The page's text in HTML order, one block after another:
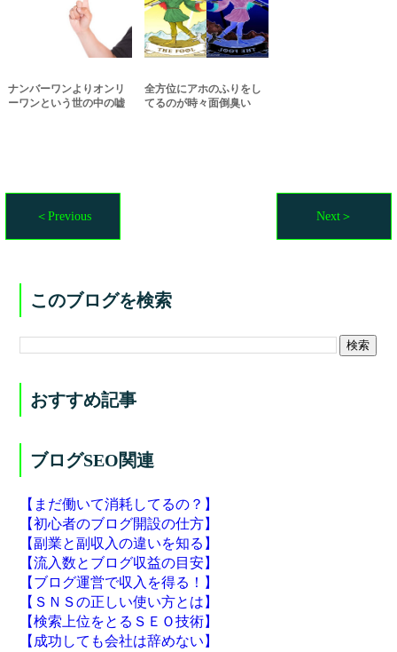
ナンバーワンよりオンリ
ーワンという世の中の嘘
全方位にアホのふりをし
てるのが時々面倒臭い
＜Previous Next＞
このブログを検索
おすすめ記事
ブログSEO関連
【まだ働いて消耗してるの？】
【初心者のブログ開設の仕方】
【副業と副収入の違いを知る】
【流入数とブログ収益の目安】
【ブログ運営で収入を得る！】
【ＳＮＳの正しい使い方とは】
【検索上位をとるＳＥＯ技術】
【成功しても会社は辞めない】